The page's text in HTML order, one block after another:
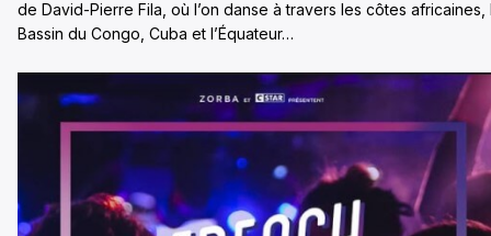
de David-Pierre Fila, où l’on danse à travers les côtes africaines,
Bassin du Congo, Cuba et l’Équateur…